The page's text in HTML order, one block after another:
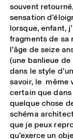
souvent
sensation
lorsque, enfant,
fragments de sa
l’âge de seize
(une banlieue
dans le style
savoir, le même
certain que dans
quelque chose
schéma
que je peux
qu’exerce un